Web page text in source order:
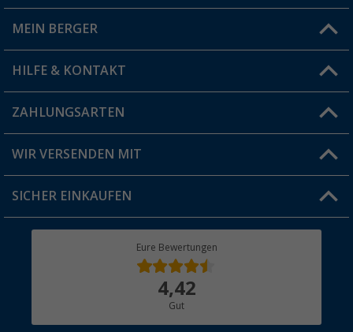
Filiale finden
MEIN BERGER
Vorteilskarte
Blog
Jobs & Karriere
HILFE & KONTAKT
FAQ & Kontakt
Versandinformationen
Rücksendung
ZAHLUNGSARTEN
WIR VERSENDEN MIT
SICHER EINKAUFEN
Eure Bewertungen
4,42
Gut